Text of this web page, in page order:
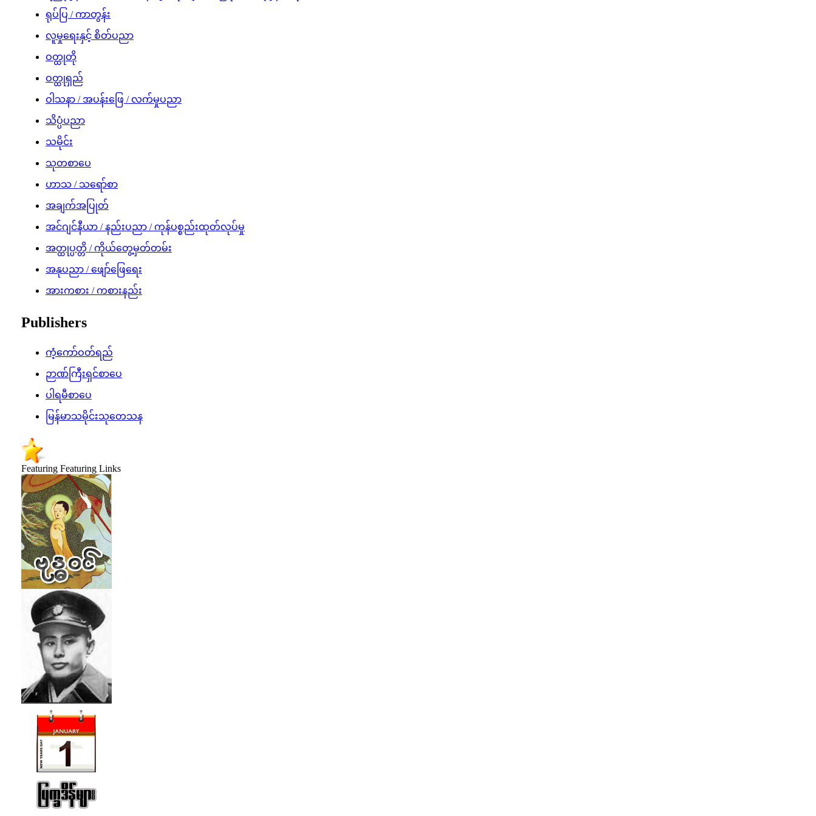
ရုပ်ပြ / ကာတွန်း
လူမှုရေးနှင့် စိတ်ပညာ
ဝတ္ထုတို
ဝတ္ထုရှည်
ဝါသနာ / အပန်းဖြေ / လက်မှုပညာ
သိပ္ပံပညာ
သမိုင်း
သုတစာပေ
ဟာသ / သရော်စာ
အချက်အပြုတ်
အင်ဂျင်နီယာ / နည်းပညာ / ကုန်ပစ္စည်းထုတ်လုပ်မှု
အတ္ထုပ္ပတ္တိ / ကိုယ်တွေ့မှတ်တမ်း
အနုပညာ / ဖျော်ဖြေရေး
အားကစား / ကစားနည်း
Publishers
ကံ့ကော်ဝတ်ရည်
ဉာဏ်ကြီးရှင်စာပေ
ပါရမီစာပေ
မြန်မာသမိုင်းသုတေသန
Featuring Featuring Links